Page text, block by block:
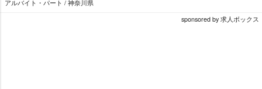
アルバイト・パート / 神奈川県
sponsored by 求人ボックス